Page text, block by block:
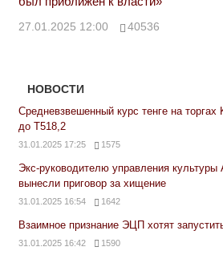
27.01.2025 12:00 40536
НОВОСТИ
Средневзвешенный курс тенге на
до Т518,2
31.01.2025 17:25 1575
Экс-руководителю управления
вынесли приговор за хищение
31.01.2025 16:54 1642
Взаимное признание ЭЦП хотят
31.01.2025 16:42 1590